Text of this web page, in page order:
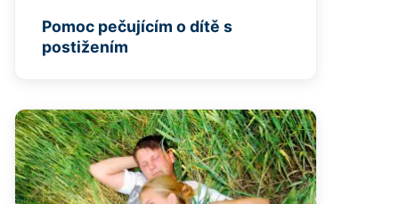
Pomoc pečujícím o dítě s
postižením